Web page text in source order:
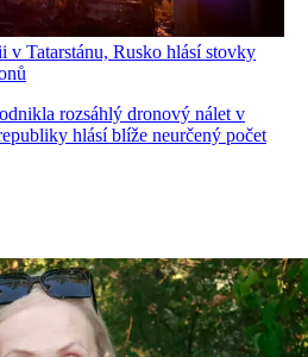
v Tatarstánu, Rusko hlásí stovky
rozsáhlý dronový nálet v
hlásí blíže neurčený počet